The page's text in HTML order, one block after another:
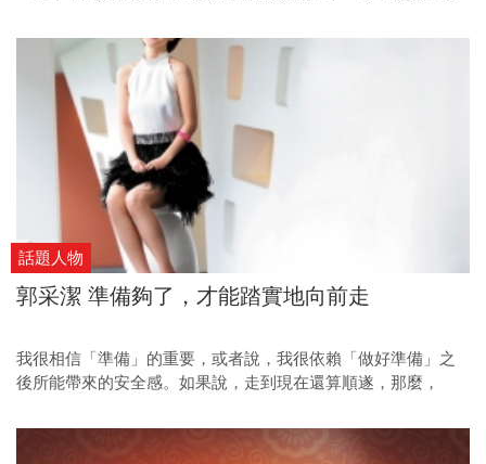
成為昇恒昌提升員工服務品質的祕訣。
話題人物
郭采潔 準備夠了，才能踏實地向前走
我很相信「準備」的重要，或者說，我很依賴「做好準備」之
後所能帶來的安全感。如果說，走到現在還算順遂，那麼，